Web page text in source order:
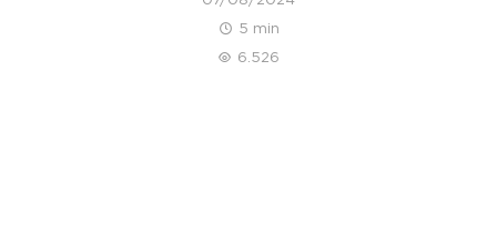
5 min
6.526